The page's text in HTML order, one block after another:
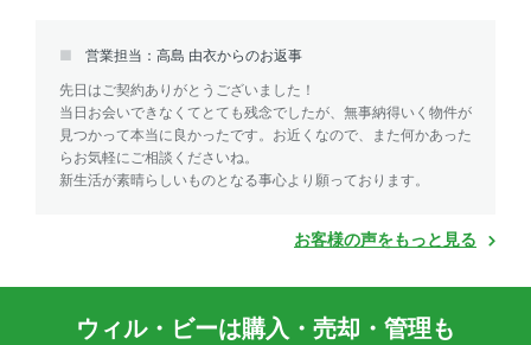
営業担当：高島 由衣からのお返事
先日はご契約ありがとうございました！
当日お会いできなくてとても残念でしたが、無事納得いく物件が
見つかって本当に良かったです。お近くなので、また何かあった
らお気軽にご相談くださいね。
新生活が素晴らしいものとなる事心より願っております。
お客様の声をもっと見る
ウィル・ビーは購入・売却・管理も